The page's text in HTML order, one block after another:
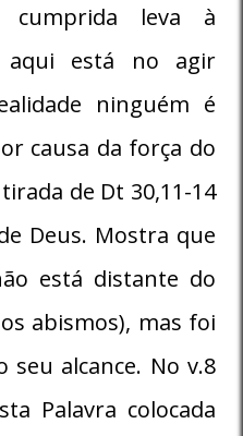
cumprida leva à
aqui está no agir
ninguém é
causa da força do
de Dt 30,11-14
Deus. Mostra que
está distante do
abismos), mas foi
seu alcance. No v.8
Palavra colocada